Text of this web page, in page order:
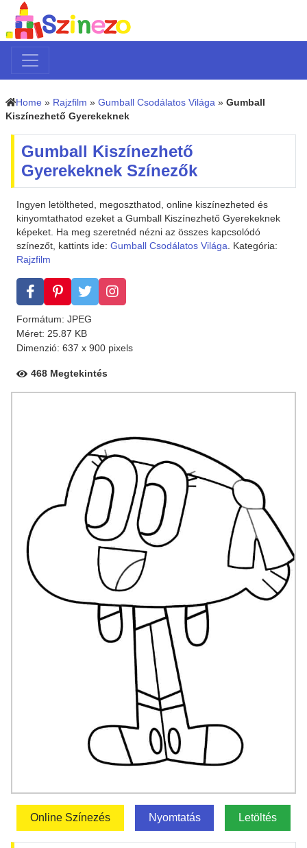
Home » Rajzfilm » Gumball Csodálatos Világa » Gumball
Kiszínezhető Gyerekeknek
Gumball Kiszínezhető
Gyerekeknek Színezők
Ingyen letöltheted, megoszthatod, online kiszínezheted és
kinyomtathatod ezeket a Gumball Kiszínezhető Gyerekeknek
képeket. Ha meg szeretnéd nézni az összes kapcsolódó
színezőt, kattints ide: Gumball Csodálatos Világa. Kategória:
Rajzfilm
Formátum: JPEG
Méret: 25.87 KB
Dimenzió: 637 x 900 pixels
468 Megtekintés
Online Színezés Nyomtatás Letöltés